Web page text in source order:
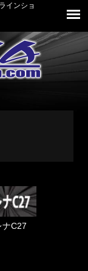
インショ
ナC27